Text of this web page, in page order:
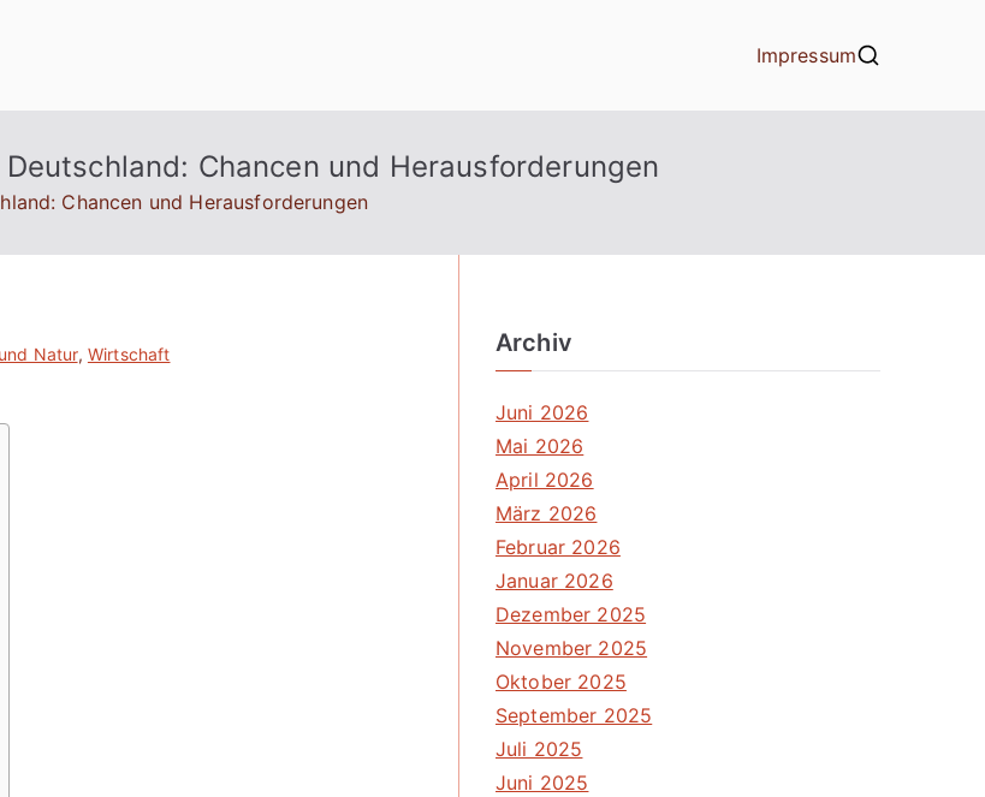
Impressum
Chancen und Herausforderungen
Chancen und Herausforderungen
Natur, Wirtschaft
Archiv
Juni 2026
Mai 2026
April 2026
März 2026
Februar 2026
Januar 2026
Dezember 2025
November 2025
Oktober 2025
September 2025
Juli 2025
Juni 2025